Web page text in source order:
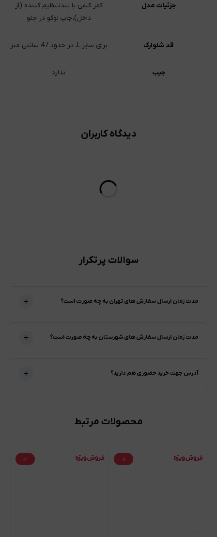
جزئیات مدل
کمر کشی با بند تنظیم کننده (از
داخل)، چاپ لوگو در جلو
قد شلوارک برای سایز L، در حدود 47 سانتی متر
جیب ندارد
دیدگاه کاربران
سوالات پرتکرار
مدت زمان ارسال سفارش های تهران به چه صورت است؟
مدت زمان ارسال سفارش های شهرستان به چه صورت است؟
آدرس جهت خرید حضوری هم دارید؟
محصولات مرتبط